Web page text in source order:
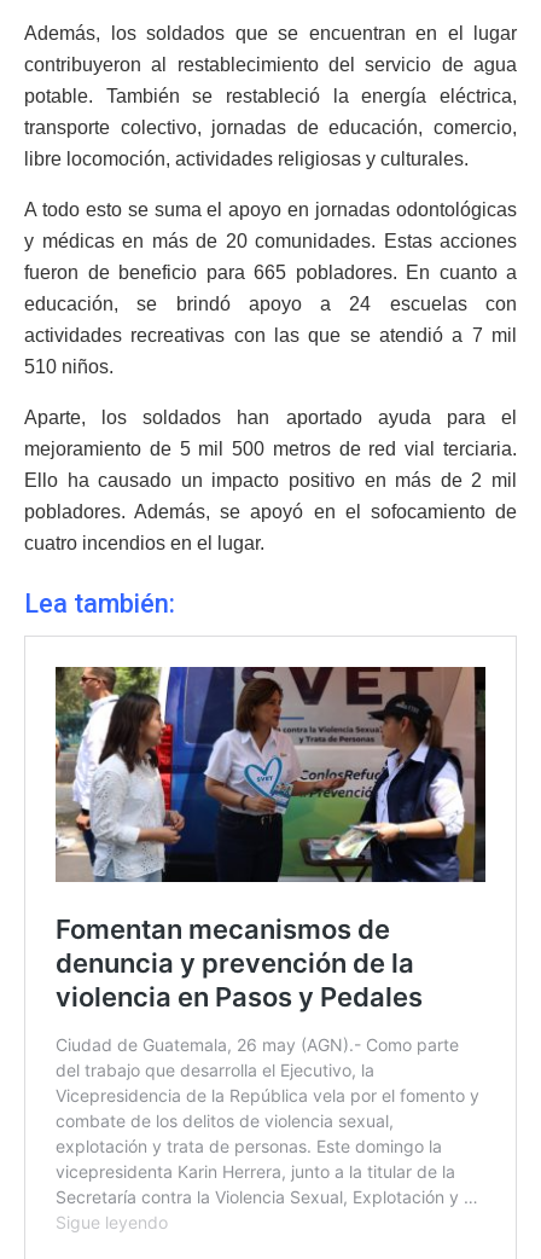
Además, los soldados que se encuentran en el lugar
contribuyeron al restablecimiento del servicio de agua
potable. También se restableció la energía eléctrica,
transporte colectivo, jornadas de educación, comercio,
libre locomoción, actividades religiosas y culturales.
A todo esto se suma el apoyo en jornadas odontológicas
y médicas en más de 20 comunidades. Estas acciones
fueron de beneficio para 665 pobladores. En cuanto a
educación, se brindó apoyo a 24 escuelas con
actividades recreativas con las que se atendió a 7 mil
510 niños.
Aparte, los soldados han aportado ayuda para el
mejoramiento de 5 mil 500 metros de red vial terciaria.
Ello ha causado un impacto positivo en más de 2 mil
pobladores. Además, se apoyó en el sofocamiento de
cuatro incendios en el lugar.
Lea también: